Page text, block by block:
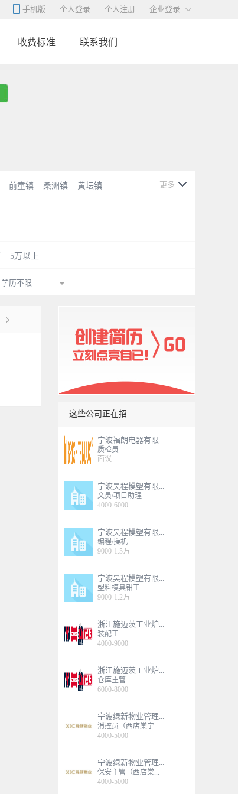
手机版 个人登录 个人注册 企业登录
收费标准 联系我们
前童镇 桑洲镇 黄坛镇 更多
5万以上
学历不限
这些公司正在招
宁波福朗电器有限...
质检员
面议
宁波昊程模塑有限...
文员/项目助理
4000-6000
宁波昊程模塑有限...
编程/操机
9000-1.5万
宁波昊程模塑有限...
塑料模具钳工
9000-1.2万
浙江施迈茨工业炉...
装配工
4000-9000
浙江施迈茨工业炉...
仓库主管
6000-8000
宁波绿新物业管理...
消控员（西店棠宁...
4000-5000
宁波绿新物业管理...
保安主管（西店棠...
4000-5000